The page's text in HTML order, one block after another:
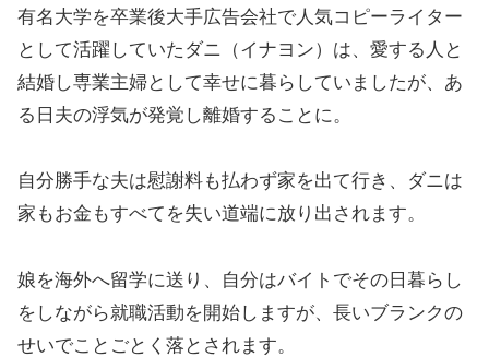
有名大学を卒業後大手広告会社で人気コピーライター
として活躍していたダニ（イナヨン）は、愛する人と
結婚し専業主婦として幸せに暮らしていましたが、あ
る日夫の浮気が発覚し離婚することに。
自分勝手な夫は慰謝料も払わず家を出て行き、ダニは
家もお金もすべてを失い道端に放り出されます。
娘を海外へ留学に送り、自分はバイトでその日暮らし
をしながら就職活動を開始しますが、長いブランクの
せいでことごとく落とされます。